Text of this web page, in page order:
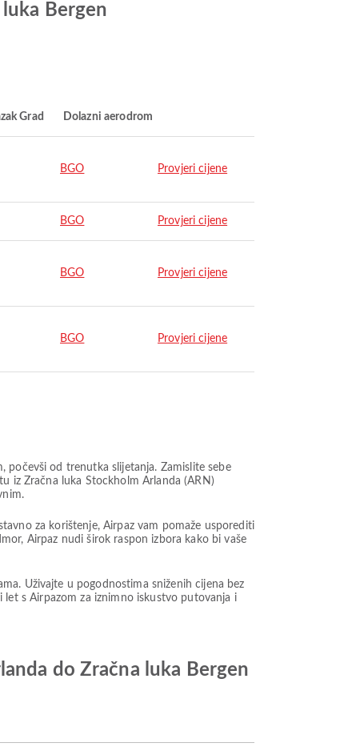
Bergen
Grad Dolazni aerodrom
BGO Provjeri cijene
BGO Provjeri cijene
BGO Provjeri cijene
BGO Provjeri cijene
počevši od trenutka slijetanja. Zamislite sebe
iz Zračna luka Stockholm Arlanda (ARN)
za korištenje, Airpaz vam pomaže usporediti
Airpaz nudi širok raspon izbora kako bi vaše
Uživajte u pogodnostima sniženih cijena bez
s Airpazom za iznimno iskustvo putovanja i
do Zračna luka Bergen